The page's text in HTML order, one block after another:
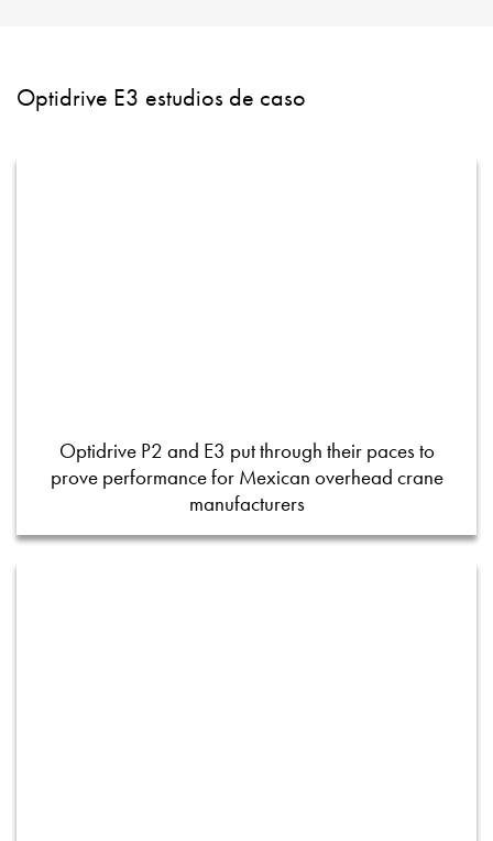
Optidrive E3 estudios de caso
Optidrive P2 and E3 put through their paces to
prove performance for Mexican overhead crane
manufacturers